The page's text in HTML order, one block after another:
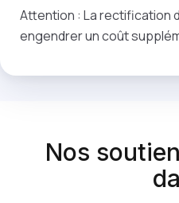
Attention : La rectification
engendrer un coût
Nos